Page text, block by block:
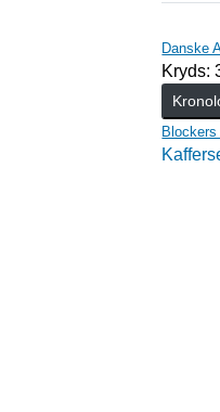
Danske
Kryds:
Blockers